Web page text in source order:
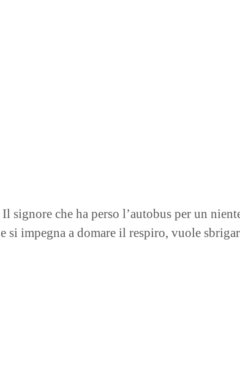
Il signore che ha perso l’autobus per un
e si impegna a domare il respiro, vuole